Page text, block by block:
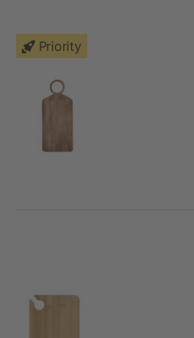
Priority